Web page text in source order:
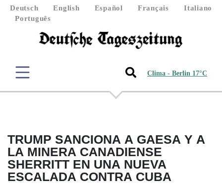
Deutsch English Español Français
Italiano
Português
Clima - Berlin 17°C
TRUMP SANCIONA A GAESA Y A
LA MINERA CANADIENSE
SHERRITT EN UNA NUEVA
ESCALADA CONTRA CUBA